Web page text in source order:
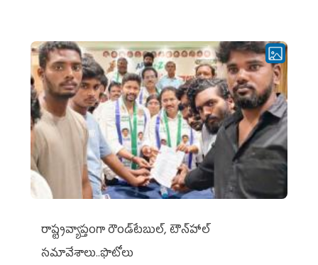
రాష్ట్రవ్యాప్తంగా రౌండ్‌టేబుల్‌, టౌన్‌హాల్‌
సమావేశాలు..ఫొటోలు